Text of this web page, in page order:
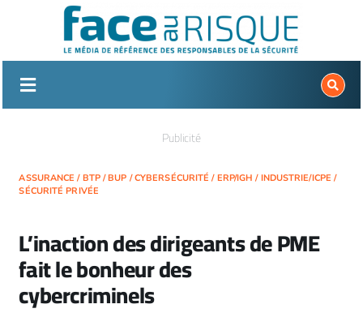
Publicité
ASSURANCE / BTP/BUP /CYBERSÉCURITÉ / ERP/IGH / INDUSTRIE/ICPE /
SÉCURITÉ PRIVÉE
L’inaction des dirigeants de PME
fait le bonheur des
cybercriminels